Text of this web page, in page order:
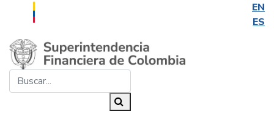
EN
ES
Saltar al contenido principal